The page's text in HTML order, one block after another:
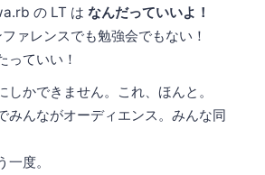
の LT は なんだっていいよ！
ァレンスでも勉強会でもない！
っていい！
しかできません。これ、ほんと。
みんながオーディエンス。みんな同
度。